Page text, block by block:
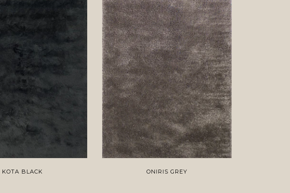
KOTA BLACK ONIRIS GREY